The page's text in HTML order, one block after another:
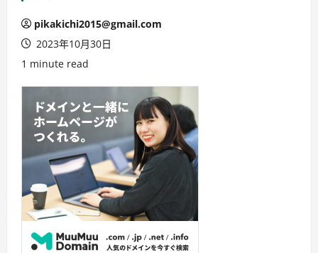
pikakichi2015@gmail.com
2023年10月30日
1 minute read